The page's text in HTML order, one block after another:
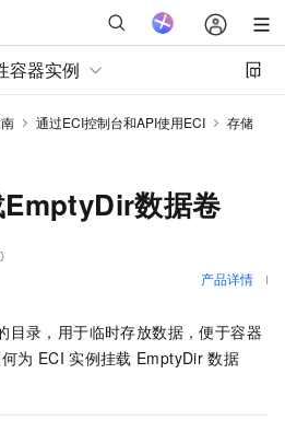
容器实例
通过ECI控制台和API使用ECI
存储
数据卷
产品详情
目录，用于临时存放数据，便于容器
为 ECI 实例挂载 EmptyDir 数据